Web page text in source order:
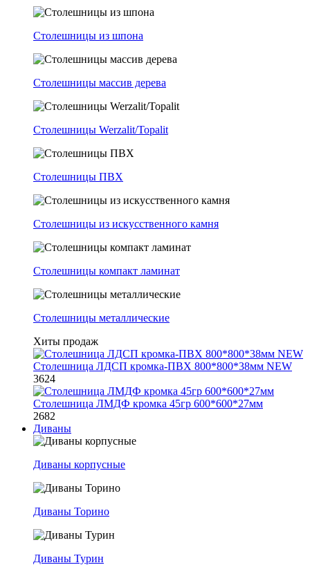
Столешницы из шпона
Столешницы массив дерева
Столешницы Werzalit/Topalit
Столешницы ПВХ
Столешницы из искусственного камня
Столешницы компакт ламинат
Столешницы металлические
Хиты продаж
Столешница ЛДСП кромка-ПВХ 800*800*38мм NEW
3624
Столешница ЛМДФ кромка 45гр 600*600*27мм
2682
Диваны
Диваны корпусные
Диваны Торино
Диваны Турин